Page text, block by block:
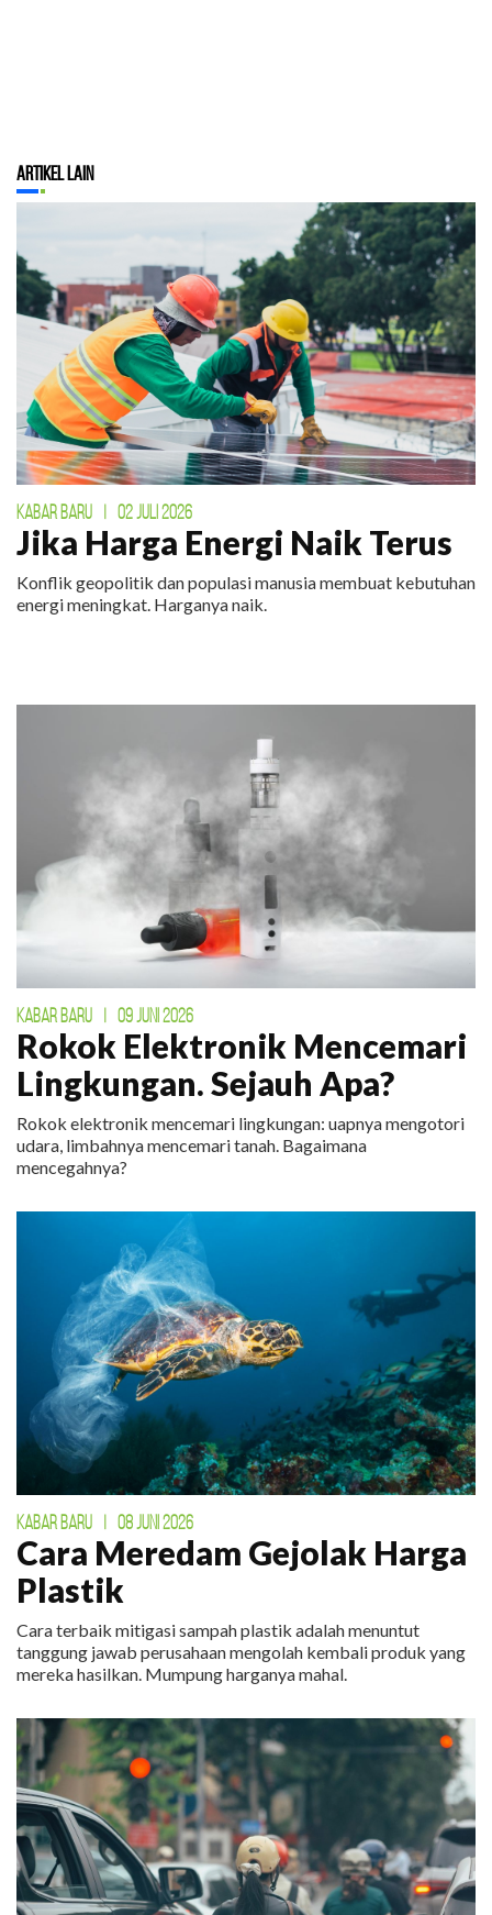
Artikel Lain
KABAR BARU 02 JULI 2026
Jika Harga Energi Naik Terus
Konflik geopolitik dan populasi manusia membuat kebutuhan
energi meningkat. Harganya naik.
KABAR BARU 09 JUNI 2026
Rokok Elektronik Mencemari
Lingkungan. Sejauh Apa?
Rokok elektronik mencemari lingkungan: uapnya mengotori
udara, limbahnya mencemari tanah. Bagaimana
mencegahnya?
KABAR BARU | 08 JUNI 2026
Cara Meredam Gejolak Harga
Plastik
Cara terbaik mitigasi sampah plastik adalah menuntut
tanggung jawab perusahaan mengolah kembali produk yang
mereka hasilkan. Mumpung harganya mahal.